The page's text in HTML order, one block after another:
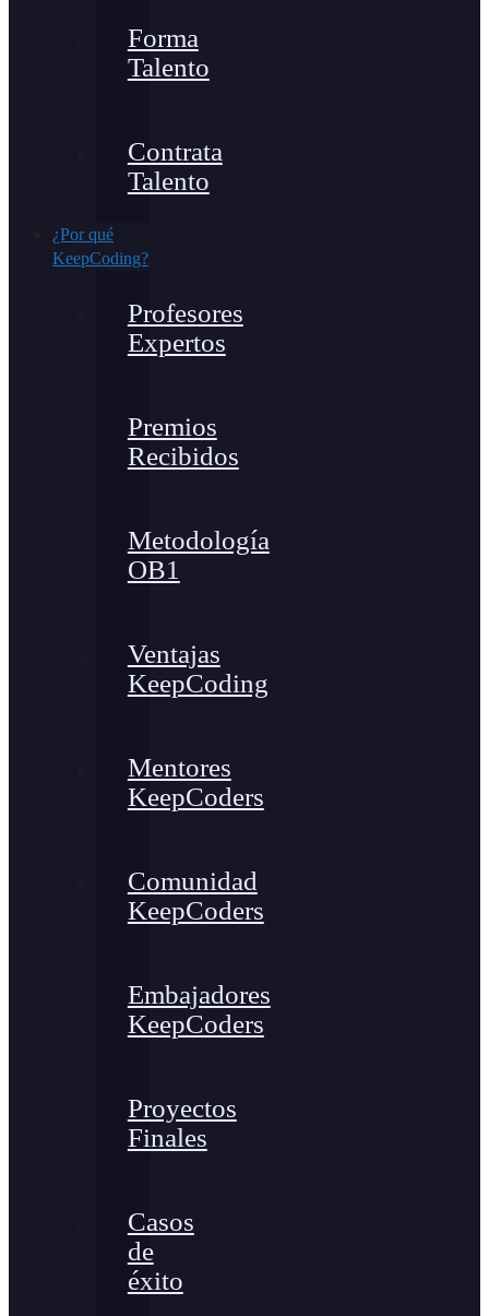
Forma
Talento
Contrata
Talento
¿Por qué
KeepCoding?
Profesores
Expertos
Premios
Recibidos
Metodología
OB1
Ventajas
KeepCoding
Mentores
KeepCoders
Comunidad
KeepCoders
Embajadores
KeepCoders
Proyectos
Finales
Casos
de
éxito